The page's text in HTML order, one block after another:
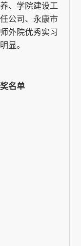
、学院建设工
公司、永康市
外院优秀实习
显。
名单